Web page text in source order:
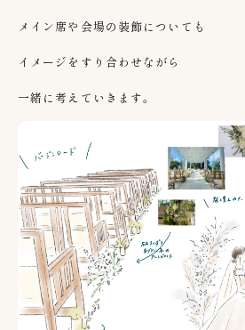
メイン席や会場の装飾についても
イメージをすり合わせながら
一緒に考えていきます。